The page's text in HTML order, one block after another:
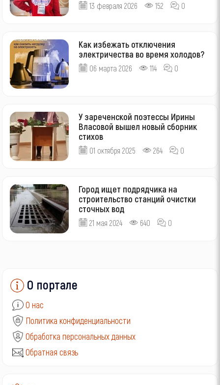
13 февраля 2026 152 0
Как избежать отключения
электричества во время холодов?
06 марта 2026 114 0
У зареченской поэтессы Ирины
Власовой вышел новый сборник
стихов
01 октября 2025 264 0
Город ищет подрядчика на
строительство станций очистки
сточных вод
21 мая 2024 640 0
О портале
О нас
Политика конфиденциальности
Обработка персональных данных
Обратная связь